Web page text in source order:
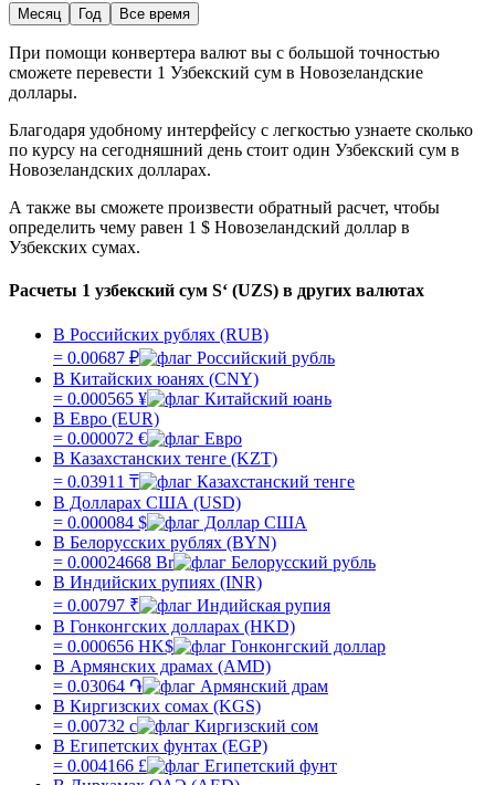
Месяц Год Все время
При помощи конвертера валют вы с большой точностью
сможете перевести 1 Узбекский сум в Новозеландские
доллары.
Благодаря удобному интерфейсу с легкостью узнаете сколько
по курсу на сегодняшний день стоит один Узбекский сум в
Новозеландских долларах.
А также вы сможете произвести обратный расчет, чтобы
определить чему равен 1 $ Новозеландский доллар в
Узбекских сумах.
Расчеты 1 узбекский сум Sʻ (UZS) в других валютах
В Российских рублях (RUB)
= 0.00687 ₽
В Китайских юанях (CNY)
= 0.000565 ¥
В Евро (EUR)
= 0.000072 €
В Казахстанских тенге (KZT)
= 0.03911 ₸
В Долларах США (USD)
= 0.000084 $
В Белорусских рублях (BYN)
= 0.00024668 Br
В Индийских рупиях (INR)
= 0.00797 ₹
В Гонконгских долларах (HKD)
= 0.000656 HK$
В Армянских драмах (AMD)
= 0.03064 ֏
В Киргизских сомах (KGS)
= 0.00732 с
В Египетских фунтах (EGP)
= 0.004166 £